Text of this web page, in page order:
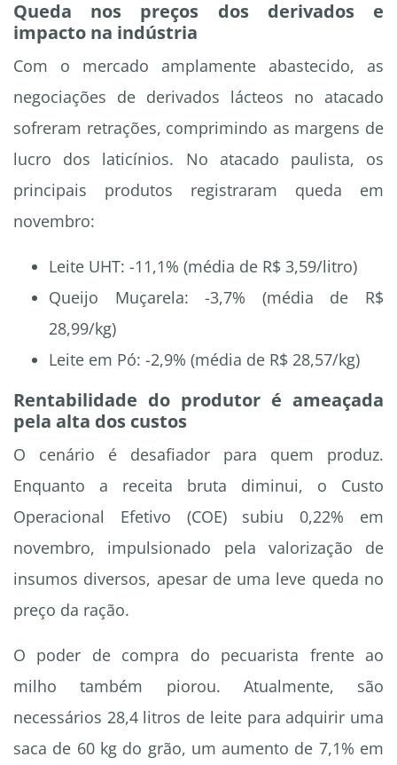
Queda nos preços dos derivados e
impacto na indústria
Com o mercado amplamente abastecido, as
negociações de derivados lácteos no atacado
sofreram retrações, comprimindo as margens de
lucro dos laticínios. No atacado paulista, os
principais produtos registraram queda em
novembro:
Leite UHT: -11,1% (média de R$ 3,59/litro)
Queijo Muçarela: -3,7% (média de R$
28,99/kg)
Leite em Pó: -2,9% (média de R$ 28,57/kg)
Rentabilidade do produtor é ameaçada
pela alta dos custos
O cenário é desafiador para quem produz.
Enquanto a receita bruta diminui, o Custo
Operacional Efetivo (COE) subiu 0,22% em
novembro, impulsionado pela valorização de
insumos diversos, apesar de uma leve queda no
preço da ração.
O poder de compra do pecuarista frente ao
milho também piorou. Atualmente, são
necessários 28,4 litros de leite para adquirir uma
saca de 60 kg do grão, um aumento de 7,1% em